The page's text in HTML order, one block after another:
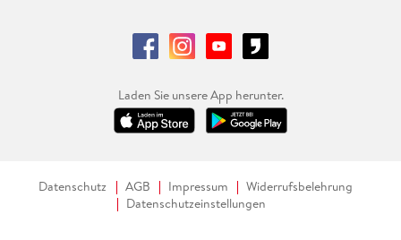
Laden Sie unsere App herunter.
Datenschutz AGB Impressum
Widerrufsbelehrung
Datenschutzeinstellungen